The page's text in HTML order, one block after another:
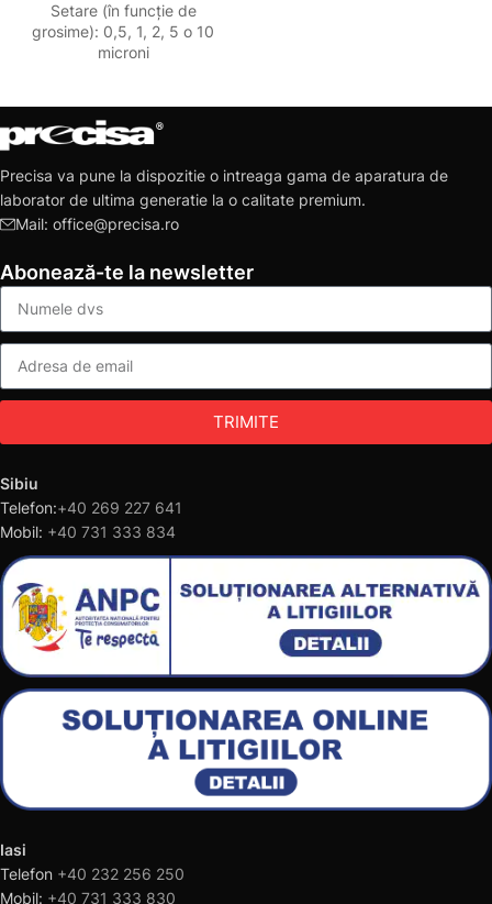
Setare (în funcție de
grosime): 0,5, 1, 2, 5 o 10
microni
Precisa va pune la dispozitie o intreaga gama de aparatura de
laborator de ultima generatie la o calitate premium.
Mail: office@precisa.ro
Abonează-te la newsletter
TRIMITE
Sibiu
Telefon:+40 269 227 641
Mobil: +40 731 333 834
Iasi
Telefon +40 232 256 250
Mobil: +40 731 333 830